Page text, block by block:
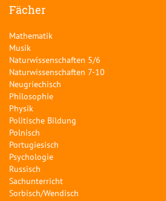
Fächer
Mathematik
Musik
Naturwissenschaften 5/6
Naturwissenschaften 7-10
Neugriechisch
Philosophie
Physik
Politische Bildung
Polnisch
Portugiesisch
Psychologie
Russisch
Sachunterricht
Sorbisch/Wendisch